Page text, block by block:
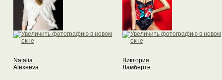
Natalia
Alexeeva
Виктория
Ламберте